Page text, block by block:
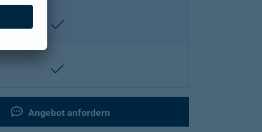
enthalten
enthalten
Angebot anfordern